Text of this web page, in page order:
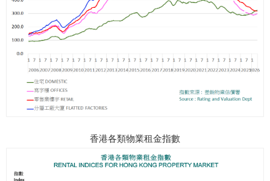
香港各類物業租金指數